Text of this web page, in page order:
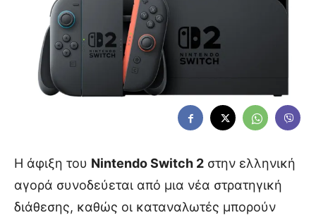
Η άφιξη του Nintendo Switch 2 στην ελληνική
αγορά συνοδεύεται από μια νέα στρατηγική
διάθεσης, καθώς οι καταναλωτές μπορούν